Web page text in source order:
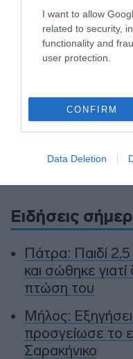
I want to allow
related to security,
functionality and
user protection.
CONFIRM
Data Deletion
θα παρατεθεί
Αξιότιμου
Πρώτης
τιμήν των
(Προεδρικό
Ειδήσεις
Πάτρα: Παιδί
και σώθηκε
πτώση του
Μήλος:
προσγείωσε το
Σαρακήνικο